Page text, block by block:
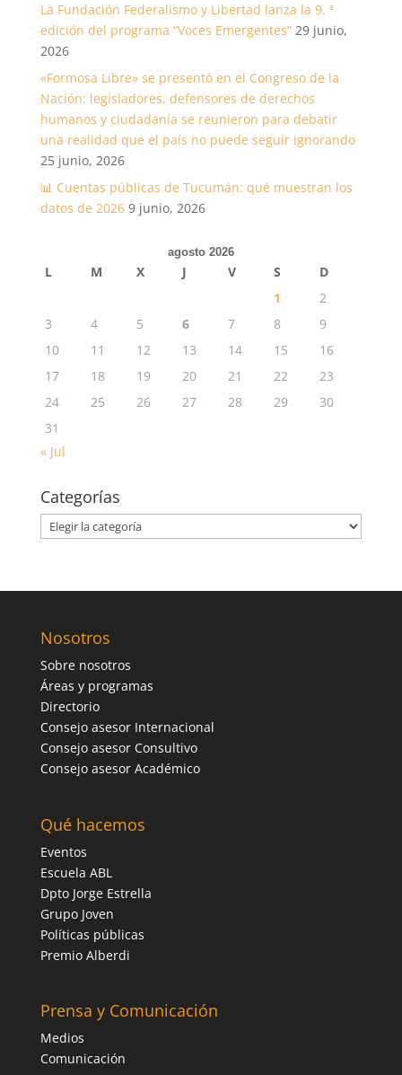
La Fundación Federalismo y Libertad lanza la 9. ª
edición del programa “Voces Emergentes” 29 junio,
2026
«Formosa Libre» se presentó en el Congreso de la
Nación: legisladores, defensores de derechos
humanos y ciudadanía se reunieron para debatir
una realidad que el país no puede seguir ignorando
25 junio, 2026
📊 Cuentas públicas de Tucumán: qué muestran los
datos de 2026 9 junio, 2026
agosto 2026
L M X J V S
D
1
2
3
4 5 6 7 8
9
10
11 12 13 14 15
16
17
18 19 20 21 22
23
24
25 26 27 28 29
30
31
« Jul
Categorías
Categorías
Nosotros
Sobre nosotros
Áreas y programas
Directorio
Consejo asesor Internacional
Consejo asesor Consultivo
Consejo asesor Académico
Qué hacemos
Eventos
Escuela ABL
Dpto Jorge Estrella
Grupo Joven
Políticas públicas
Premio Alberdi
Prensa y Comunicación
Medios
Comunicación